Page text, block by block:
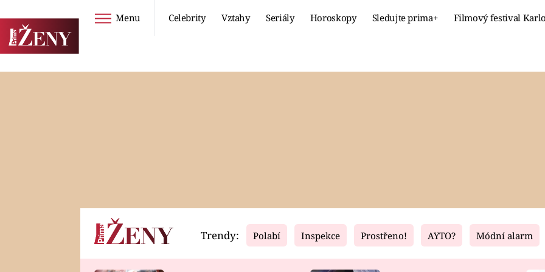
Menu Celebrity Vztahy Seriály Horoskopy Sledujte prima+ Filmový festival
Horoskopy Video Fresh Living
Trendy: Polabí Inspekce Prostřeno! AYTO? Módní alarm